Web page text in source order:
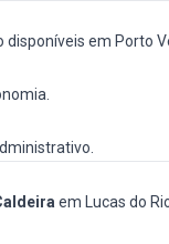
em Porto
em Lucas do